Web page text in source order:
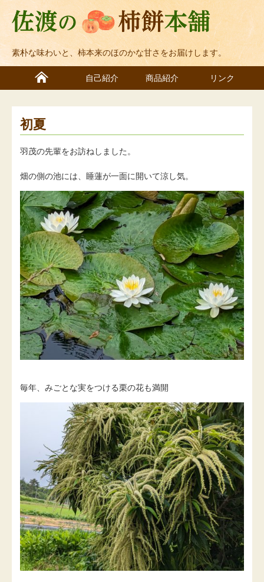
素朴な味わいと、柿本来のほのかな甘さをお届けします。
自己紹介 商品紹介 リンク
初夏
羽茂の先輩をお訪ねしました。
畑の側の池には、睡蓮が一面に開いて涼し気。
毎年、みごとな実をつける栗の花も満開